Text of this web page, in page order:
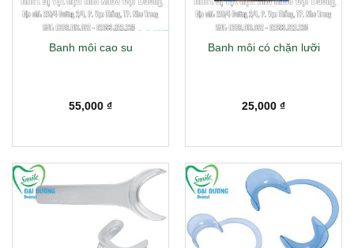
Banh môi cao su
55,000 ₫
Banh môi có chặn lưỡi
25,000 ₫